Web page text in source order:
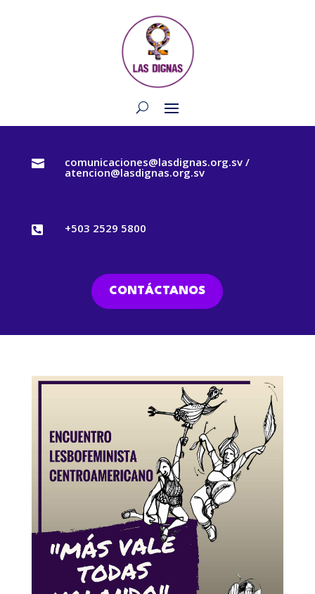
 comunicaciones@lasdignas.org.sv /
atencion@lasdignas.org.sv
 +503 2529 5800
CONTÁCTANOS